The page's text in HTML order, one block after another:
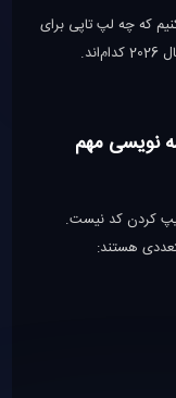
که چه لپ تاپی برای
نویسی مهم
کردن کد نیست.
هستند: